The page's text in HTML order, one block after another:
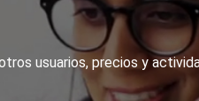
usuarios, precios y